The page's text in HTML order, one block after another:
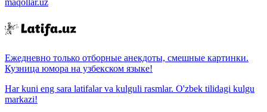
maqollar.uz
Ежедневно только отборные анекдоты, смешные картинки.
Кузница юмора на узбекском языке!
Har kuni eng sara latifalar va kulguli rasmlar. O'zbek tilidagi kulgu
markazi!